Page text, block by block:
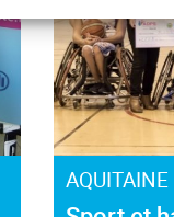
AQUITAINE